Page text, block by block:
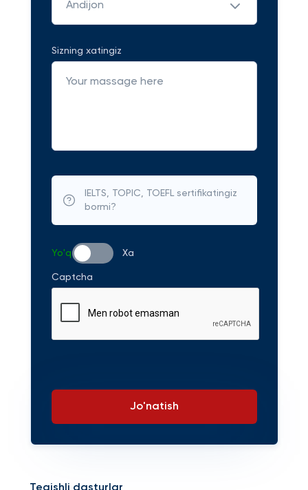
Andijon
Sizning xatingiz
IELTS, TOPIC, TOEFL sertifikatingiz
bormi?
Yo'q Xa
Captcha
Jo'natish